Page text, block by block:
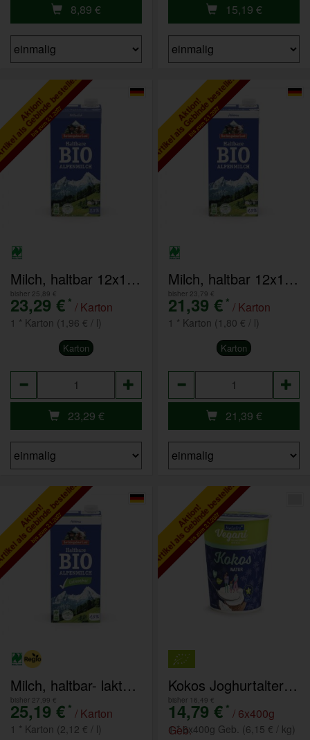
8,89 € 15,19 €
Aktion!
Gebinde bestellen
bis zum 2.1.2027
Milch, haltbar 12x1l 3,5%
bisher 25,89 €
23,29 € * / Karton
1 * Karton (1,96 € / l)
Karton
23,29 €
Aktion!
Artikel als Gebinde bestellen
bis zum 2.1.2027
Milch, haltbar 12x1l 1,5% Naturland D
bisher 23,79 €
21,39 € * / Karton
1 * Karton (1,80 € / l)
Karton
21,39 €
Aktion!
Gebinde bestellen
bis zum 2.1.2027
Milch, haltbar- laktosefrei 12x1l 1,5%
bisher 27,99 €
25,19 € * / Karton
1 * Karton (2,12 € / l)
Aktion!
Artikel als Gebinde bestellen
bis zum 2.1.2027
Kokos Joghurtalternative 6x400g
bisher 16,49 €
14,79 € * / 6x400g
Geb.
1 * 6x400g Geb. (6,15 € / kg)